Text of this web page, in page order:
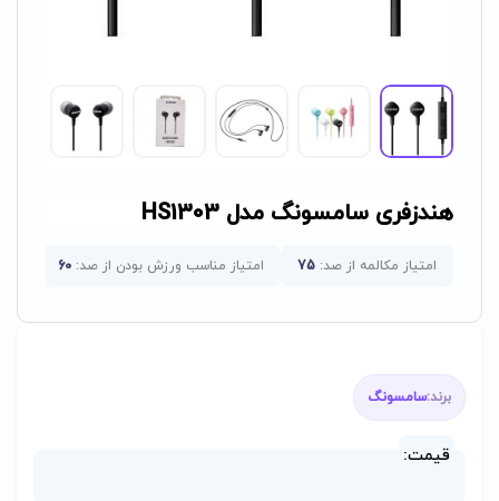
هندزفری سامسونگ مدل HS1303
امتیاز مکالمه از صد: 75 امتیاز مناسب ورزش بودن از صد: 60
برند:سامسونگ
قیمت: